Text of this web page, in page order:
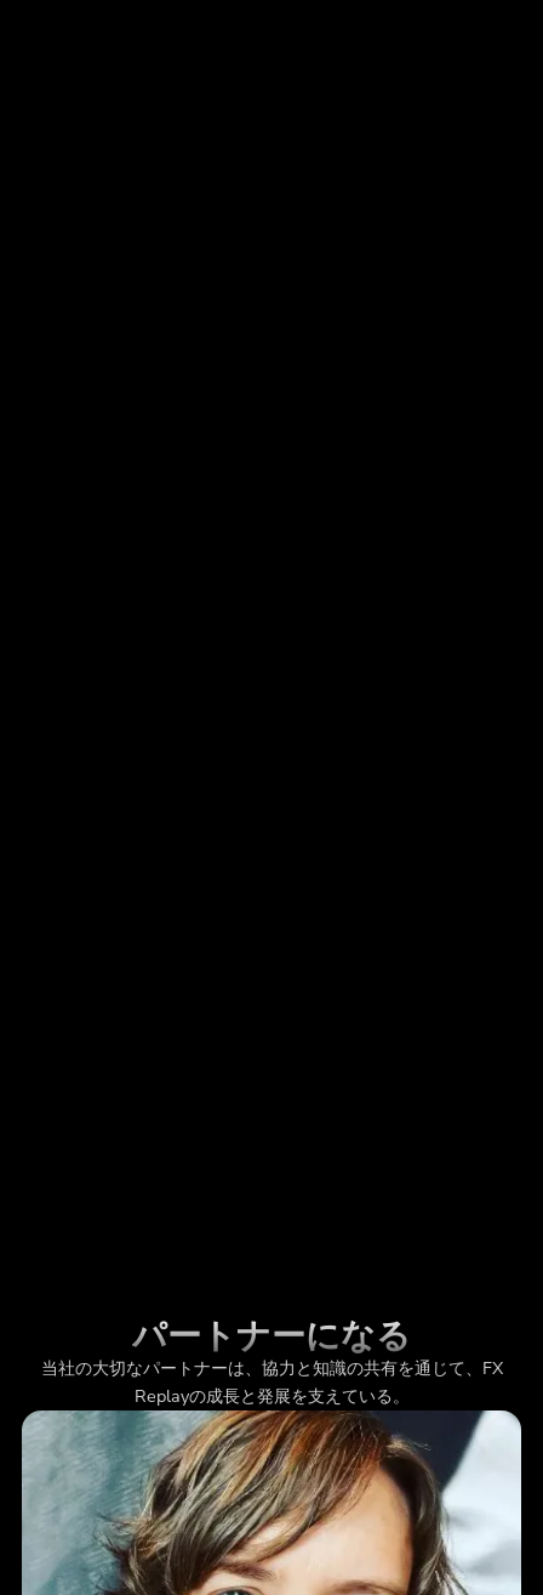
パートナーになる
当社の大切なパートナーは、協力と知識の共有を通じて、FX
Replayの成長と発展を支えている。